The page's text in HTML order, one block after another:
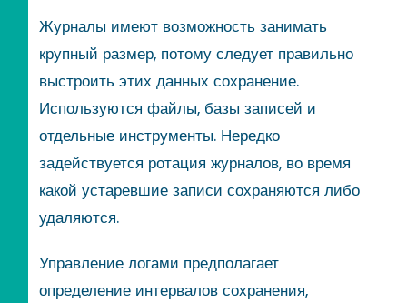
Журналы имеют возможность занимать
крупный размер, потому следует правильно
выстроить этих данных сохранение.
Используются файлы, базы записей и
отдельные инструменты. Нередко
задействуется ротация журналов, во время
какой устаревшие записи сохраняются либо
удаляются.
Управление логами предполагает
определение интервалов сохранения,